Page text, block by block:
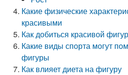
Какие физические
красивыми
Как добиться красивой
Какие виды спорта могут
фигуры
Как влияет диета на фигуру